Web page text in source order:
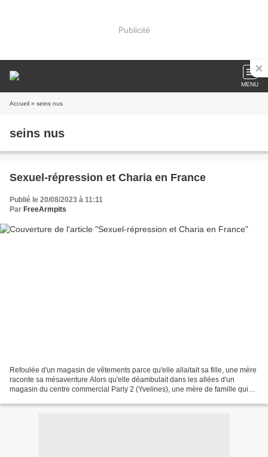
Publicité
MENU
Accueil » seins nus
seins nus
Sexuel-répression et Charia en France
Publié le 20/08/2023 à 11:11
Par FreeArmpits
Refoulée d'un magasin de vêtements parce qu'elle allaitait sa fille, une mère
raconte sa mésaventure Alors qu'elle déambulait dans les allées d'un
magasin du centre commercial Parly 2 (Yvelines), une mère de famille qui